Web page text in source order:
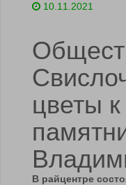
10.11.2021
цветы
В райцентре